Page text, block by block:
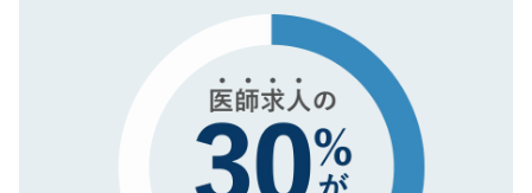
で、機密保持に関してもご安心ください。